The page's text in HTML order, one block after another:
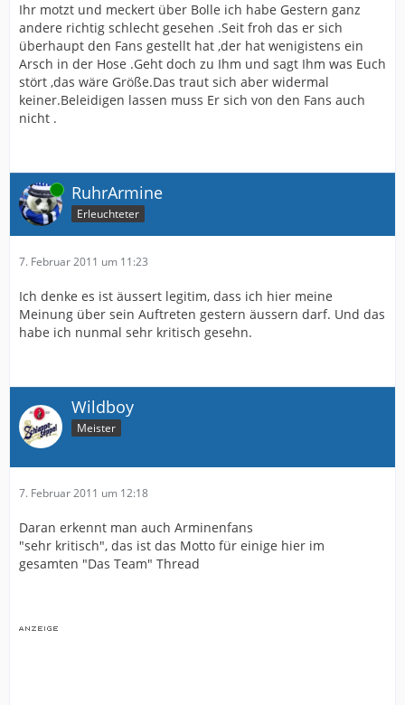
Ihr motzt und meckert über Bolle ich habe Gestern ganz
andere richtig schlecht gesehen .Seit froh das er sich
überhaupt den Fans gestellt hat ,der hat wenigistens ein
Arsch in der Hose .Geht doch zu Ihm und sagt Ihm was Euch
stört ,das wäre Größe.Das traut sich aber widermal
keiner.Beleidigen lassen muss Er sich von den Fans auch
nicht .
Online RuhrArmine
Erleuchteter
7. Februar 2011 um 11:23
Ich denke es ist äussert legitim, dass ich hier meine
Meinung über sein Auftreten gestern äussern darf. Und das
habe ich nunmal sehr kritisch gesehn.
Wildboy
Meister
7. Februar 2011 um 12:18
Daran erkennt man auch Arminenfans
"sehr kritisch", das ist das Motto für einige hier im
gesamten "Das Team" Thread